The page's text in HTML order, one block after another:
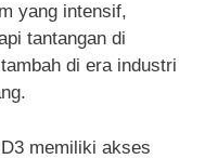
yang intensif,
tantangan di
di era industri
memiliki akses